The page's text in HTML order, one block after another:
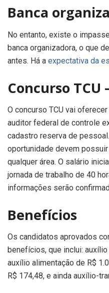
Banca
No entanto, existe o
banca organizadora, o que
antes. Há a expectativa da
Concurso TCU
O concurso TCU vai
auditor federal de controle
cadastro reserva de
oportunidade devem
qualquer área. O salário
jornada de trabalho de 40
informações serão
Benefícios
Os candidatos aprovados
benefícios, que inclui:
auxílio alimentação de R$
R$ 174,48, e ainda auxílio-